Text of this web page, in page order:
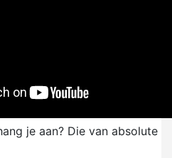
je aan? Die van absolute